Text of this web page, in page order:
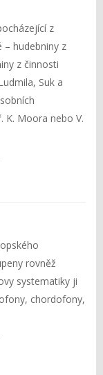
z
– hudebniny z
z činnosti
Suk a
K. Moora nebo V.
rovněž
systematiky ji
chordofony,